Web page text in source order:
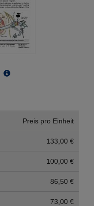
Preis pro Einheit
133,00 €
100,00 €
86,50 €
73,00 €